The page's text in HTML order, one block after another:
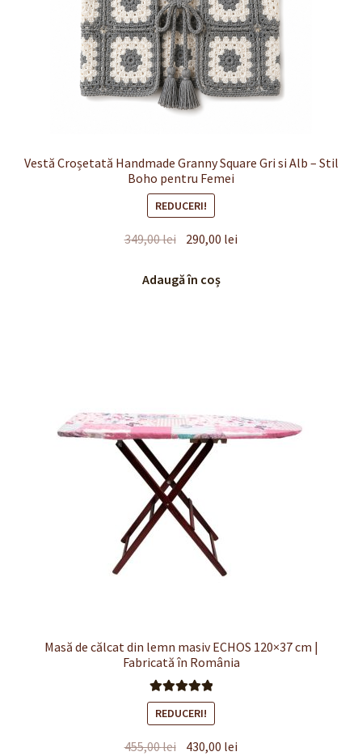
Vestă Croșetată Handmade Granny Square Gri si Alb – Stil
Boho pentru Femei
REDUCERI!
349,00lei Prețul
a
290,00 lei
Adaugă în coș
Masă de călcat din lemn masiv ECHOS 120×37 cm |
Fabricată în România
Evaluat la
5.00din 5
REDUCERI!
455,00lei Prețul
430,00 lei